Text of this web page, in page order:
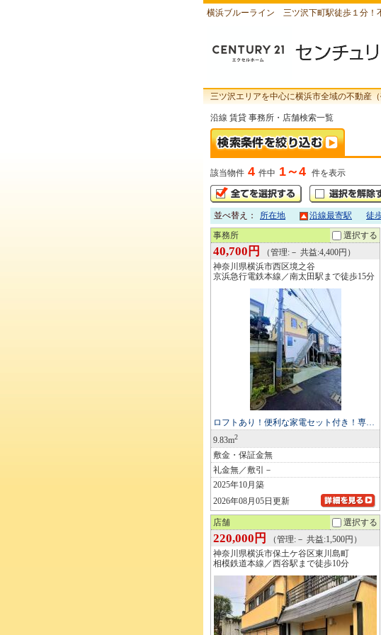
横浜ブルーライン 三ツ沢下町駅徒歩１分！
三ツ沢エリアを中心に横浜市全域の不動産
沿線 賃貸 事務所・店舗検索一覧
該当物件 4 件中 1～4 件を表示
並べ替え： 所在地 沿線最寄駅 徒
事務所 選択する
40,700円
（管理:－ 共益:4,400円）
神奈川県横浜市西区境之谷
京浜急行電鉄本線／南太田駅まで徒歩15分
ロフトあり！便利な家電セット付き！専…
9.83m2
敷金・保証金無
礼金無／敷引－
2025年10月築
2026年08月05日更新
店舗 選択する
220,000円
（管理:－ 共益:1,500円）
神奈川県横浜市保土ケ谷区東川島町
相模鉄道本線／西谷駅まで徒歩10分